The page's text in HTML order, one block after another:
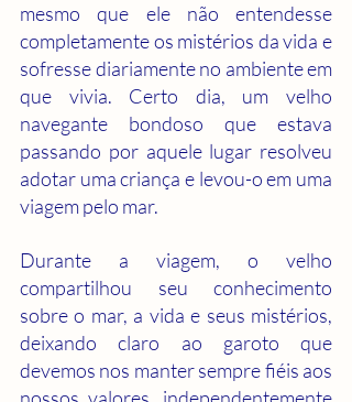
mesmo que ele não entendesse
completamente os mistérios da vida e
sofresse diariamente no ambiente em
que vivia. Certo dia, um velho
navegante bondoso que estava
passando por aquele lugar resolveu
adotar uma criança e levou-o em uma
viagem pelo mar.
Durante a viagem, o velho
compartilhou seu conhecimento
sobre o mar, a vida e seus mistérios,
deixando claro ao garoto que
devemos nos manter sempre fiéis aos